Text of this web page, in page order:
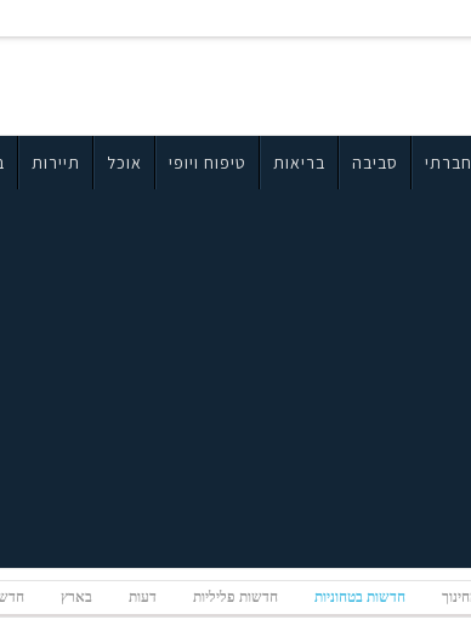
חברתי סביבה בריאות טיפוח ויופי אוכל תיירות
חדשות בטחוניות חדשות פליליות דעות בארץ